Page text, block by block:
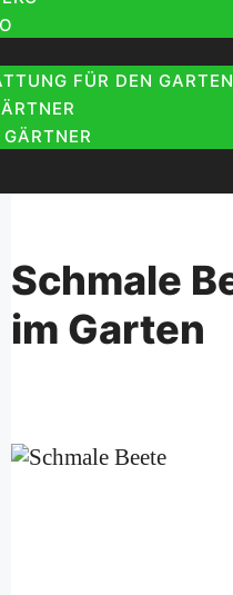
FÜR DEN GARTEN
Schmale
im Garten